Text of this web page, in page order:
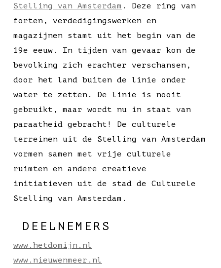
Stelling van Amsterdam . Deze ring van
forten, verdedigingswerken en
magazijnen stamt uit het begin van de
19e eeuw. In tijden van gevaar kon de
bevolking zich erachter verschansen,
door het land buiten de linie onder
water te zetten. De linie is nooit
gebruikt, maar wordt nu in staat van
paraatheid gebracht! De culturele
terreinen uit de Stelling van Amsterdam
vormen samen met vrije culturele
ruimten en andere creatieve
initiatieven uit de stad de Culturele
Stelling van Amsterdam.
DEELNEMERS
www.hetdomijn.nl
www.nieuwenmeer.nl